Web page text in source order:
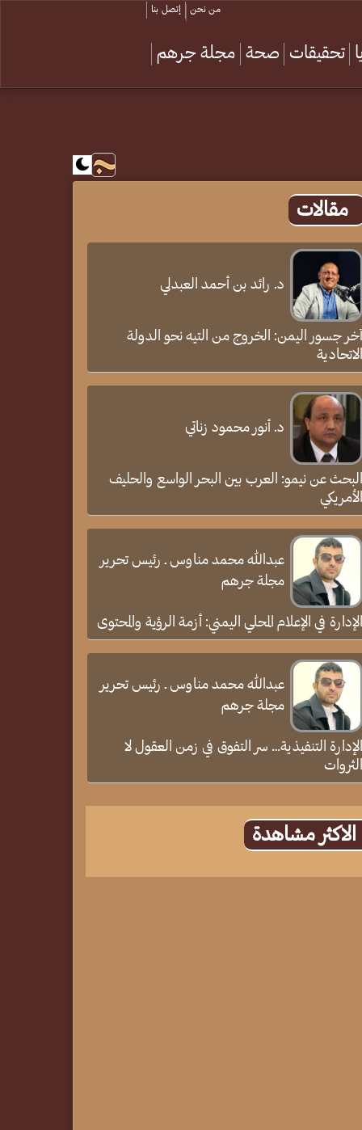
من نحن إتصل بنا
تحقيقات صحة مجلة جرهم
مقالات
د. رائد بن أحمد العبدلي
جسور اليمن: الخروج من التيه نحو الدولة
د. أنور محمود زناتي
عن نيمو: العرب بين البحر الواسع والحليف
عبدالله محمد مناوس ـ رئيس تحرير
مجلة جرهم
في الإعلام المحلي اليمني: أزمة الرؤية والمحتوى
عبدالله محمد مناوس ـ رئيس تحرير
مجلة جرهم
التنفيذية… سر التفوق في زمن العقول لا
الاكثر مشاهدة